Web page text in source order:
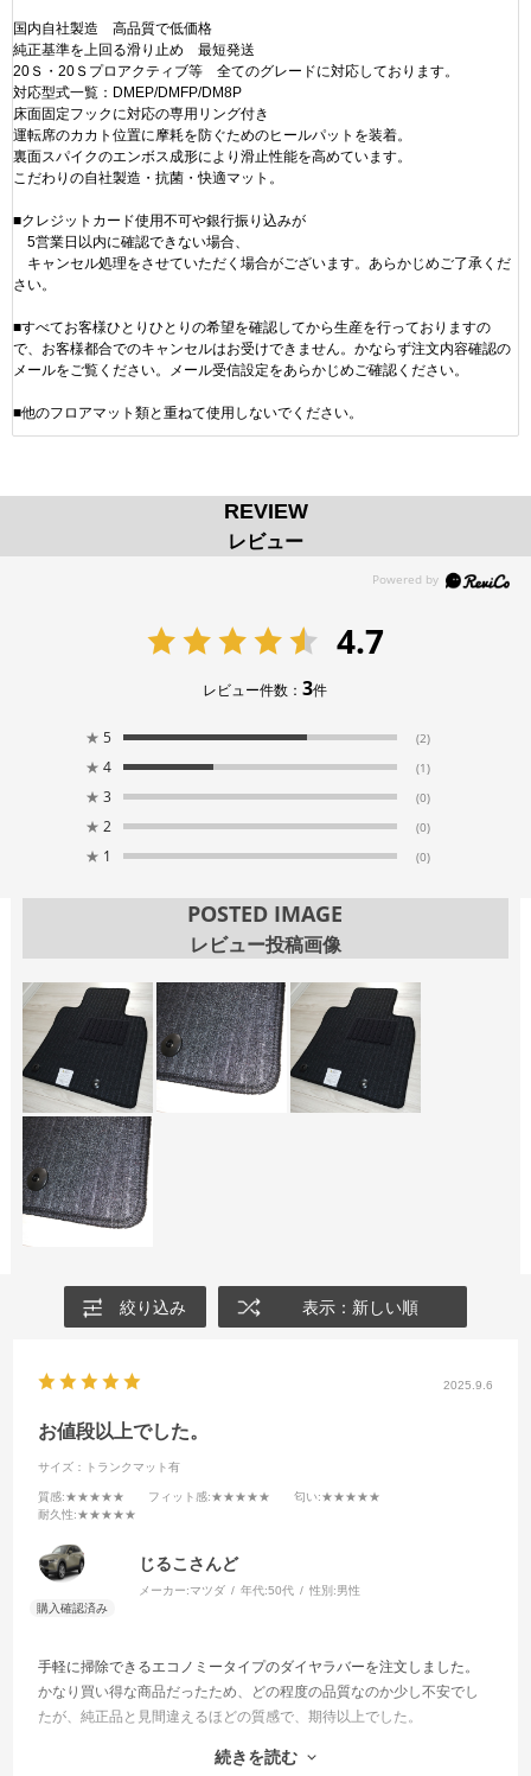
国内自社製造 高品質で低価格
純正基準を上回る滑り止め 最短発送
20Ｓ・20Ｓプロアクティブ等 全てのグレードに対応しております。
対応型式一覧：DMEP/DMFP/DM8P
床面固定フックに対応の専用リング付き
運転席のカカト位置に摩耗を防ぐためのヒールパットを装着。
裏面スパイクのエンボス成形により滑止性能を高めています。
こだわりの自社製造・抗菌・快適マット。
■クレジットカード使用不可や銀行振り込みが
5営業日以内に確認できない場合、
キャンセル処理をさせていただく場合がございます。あらかじめご了承くだ
さい。
■すべてお客様ひとりひとりの希望を確認してから生産を行っておりますの
で、お客様都合でのキャンセルはお受けできません。かならず注文内容確認の
メールをご覧ください。メール受信設定をあらかじめご確認ください。
■他のフロアマット類と重ねて使用しないでください。
REVIEW
レビュー
4.7
レビュー件数：3件
★ 5 (2)
★ 4 (1)
★ 3 (0)
★ 2 (0)
★ 1 (0)
POSTED IMAGE
レビュー投稿画像
絞り込み 表示：新しい順
2025.9.6
お値段以上でした。
サイズ：トランクマット有
質感:★★★★★ フィット感:★★★★★ 匂い:★★★★★
耐久性:★★★★★
じるこさんど
メーカー:マツダ 年代:50代 性別:男性
手軽に掃除できるエコノミータイプのダイヤラバーを注文しました。
かなり買い得な商品だったため、どの程度の品質なのか少し不安でし
たが、純正品と見間違えるほどの質感で、期待以上でした。
オーダーメイドにもかかわらず、注文から１週間以内で届いたことも
続きを読む